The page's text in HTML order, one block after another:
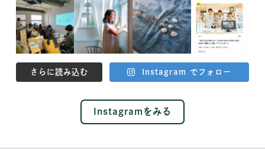
さらに読み込む Instagram でフォロー
Instagramをみる